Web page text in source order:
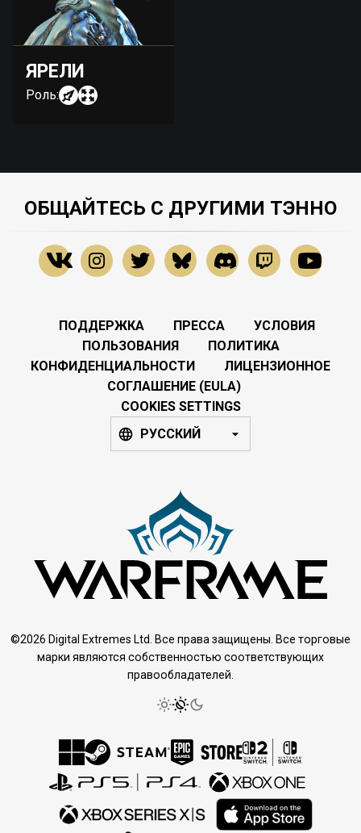
ЯРЕЛИ
Роль:
ОБЩАЙТЕСЬ С ДРУГИМИ ТЭННО
ПОДДЕРЖКА ПРЕССА
УСЛОВИЯ
ПОЛЬЗОВАНИЯ
ПОЛИТИКА
КОНФИДЕНЦИАЛЬНОСТИ
ЛИЦЕНЗИОННОЕ
СОГЛАШЕНИЕ (EULA)
COOKIES SETTINGS
РУССКИЙ
©2026 Digital Extremes Ltd. Все права защищены. Все торговые
марки являются собственностью соответствующих
правообладателей.